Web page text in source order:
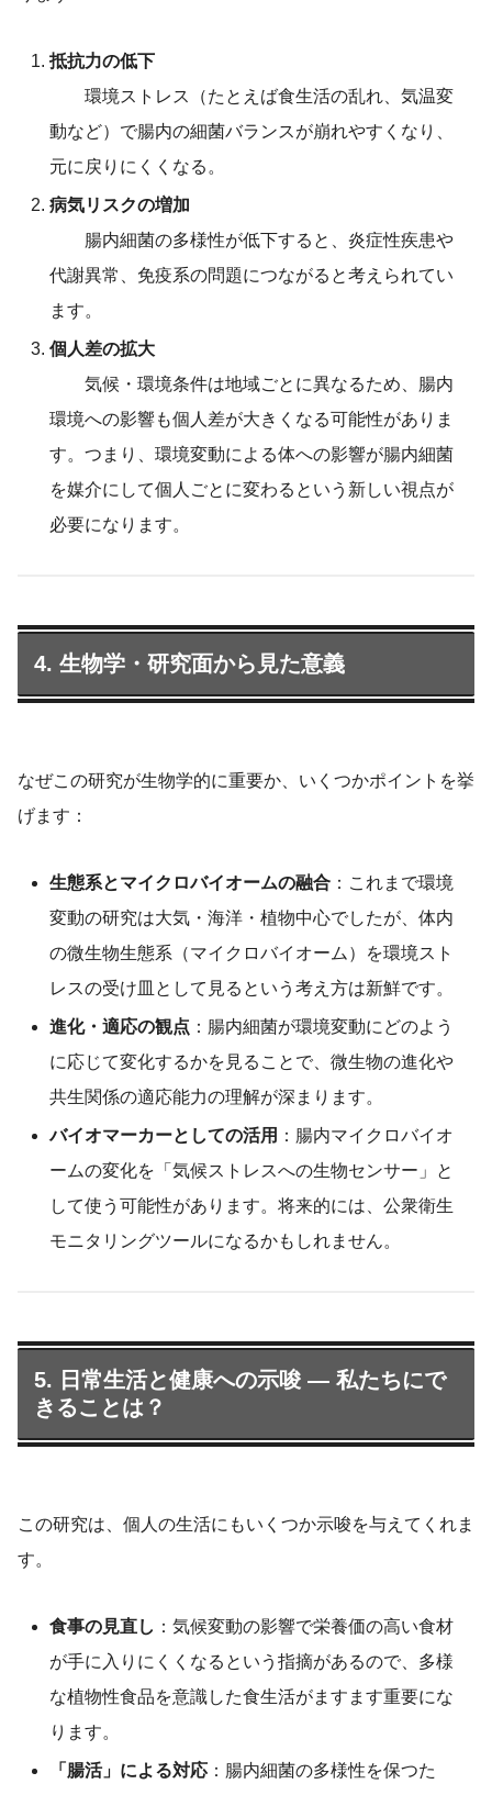
抵抗力の低下
環境ストレス（たとえば食生活の乱れ、気温変
動など）で腸内の細菌バランスが崩れやすくなり、
元に戻りにくくなる。
病気リスクの増加
腸内細菌の多様性が低下すると、炎症性疾患や
代謝異常、免疫系の問題につながると考えられてい
ます。
個人差の拡大
気候・環境条件は地域ごとに異なるため、腸内
環境への影響も個人差が大きくなる可能性がありま
す。つまり、環境変動による体への影響が腸内細菌
を媒介にして個人ごとに変わるという新しい視点が
必要になります。
4. 生物学・研究面から見た意義
なぜこの研究が生物学的に重要か、いくつかポイントを挙
げます：
生態系とマイクロバイオームの融合 ：これまで環境
変動の研究は大気・海洋・植物中心でしたが、体内
の微生物生態系（マイクロバイオーム）を環境スト
レスの受け皿として見るという考え方は新鮮です。
進化・適応の観点 ：腸内細菌が環境変動にどのよう
に応じて変化するかを見ることで、微生物の進化や
共生関係の適応能力の理解が深まります。
バイオマーカーとしての活用 ：腸内マイクロバイオ
ームの変化を「気候ストレスへの生物センサー」と
して使う可能性があります。将来的には、公衆衛生
モニタリングツールになるかもしれません。
5. 日常生活と健康への示唆 — 私たちにで
きることは？
この研究は、個人の生活にもいくつか示唆を与えてくれま
す。
食事の見直し ：気候変動の影響で栄養価の高い食材
が手に入りにくくなるという指摘があるので、多様
な植物性食品を意識した食生活がますます重要にな
ります。
「腸活」による対応 ：腸内細菌の多様性を保つた